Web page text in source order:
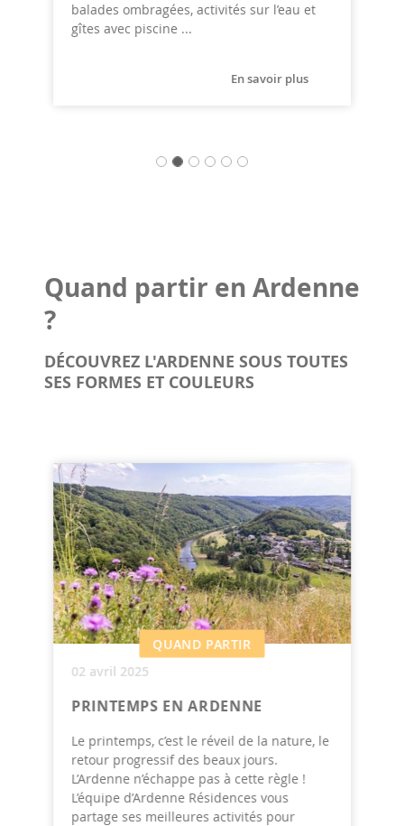
balades ombragées, activités sur l’eau et
gîtes avec piscine ...
En savoir plus
Quand partir en Ardenne
?
DÉCOUVREZ L'ARDENNE SOUS TOUTES
SES FORMES ET COULEURS
QUAND PARTIR
02 avril 2025
PRINTEMPS EN ARDENNE
Le printemps, c’est le réveil de la nature, le
retour progressif des beaux jours.
L’Ardenne n’échappe pas à cette règle !
L’équipe d’Ardenne Résidences vous
partage ses meilleures activités pour